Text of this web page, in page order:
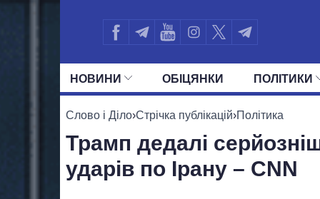
НОВИНИ ОБIЦЯНКИ ПОЛIТИКИ
УСІ ПОЛІТИКИ ПРЕЗИДЕНТ І ОФІС
Слово і Діло›Стрічка публікацій›Політика
Трамп дедалі
ударів по Ірану – CNN